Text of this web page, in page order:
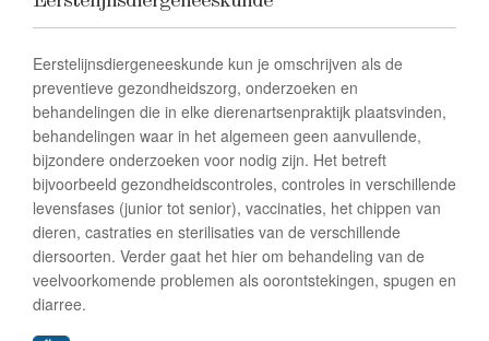
Eerstelijnsdiergeneeskunde kun je omschrijven als de
preventieve gezondheidszorg, onderzoeken en
behandelingen die in elke dierenartsenpraktijk plaatsvinden,
behandelingen waar in het algemeen geen aanvullende,
bijzondere onderzoeken voor nodig zijn. Het betreft
bijvoorbeeld gezondheidscontroles, controles in verschillende
levensfases (junior tot senior), vaccinaties, het chippen van
dieren, castraties en sterilisaties van de verschillende
diersoorten. Verder gaat het hier om behandeling van de
veelvoorkomende problemen als oorontstekingen, spugen en
diarree.